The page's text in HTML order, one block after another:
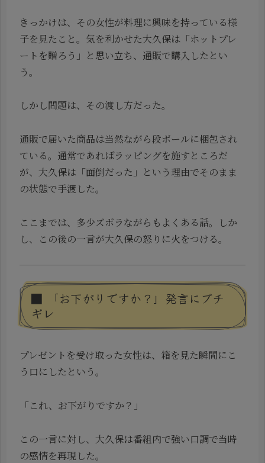
きっかけは、その女性が料理に興味を持っている様
子を見たこと。気を利かせた大久保は「ホットプレ
ートを贈ろう」と思い立ち、通販で購入したとい
う。
しかし問題は、その渡し方だった。
通販で届いた商品は当然ながら段ボールに梱包され
ている。通常であればラッピングを施すところだ
が、大久保は「面倒だった」という理由でそのまま
の状態で手渡した。
ここまでは、多少ズボラながらもよくある話。しか
し、この後の一言が大久保の怒りに火をつける。
■ 「お下がりですか？」発言にブチ
ギレ
プレゼントを受け取った女性は、箱を見た瞬間にこ
う口にしたという。
「これ、お下がりですか？」
この一言に対し、大久保は番組内で強い口調で当時
の感情を再現した。